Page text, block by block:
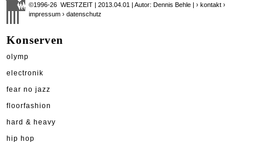
©1996-26 WESTZEIT | 2013.04.01 | Autor: Dennis Behle |› kontakt ›
impressum › datenschutz
Konserven
olymp
electronik
fear no jazz
floorfashion
hard & heavy
hip hop